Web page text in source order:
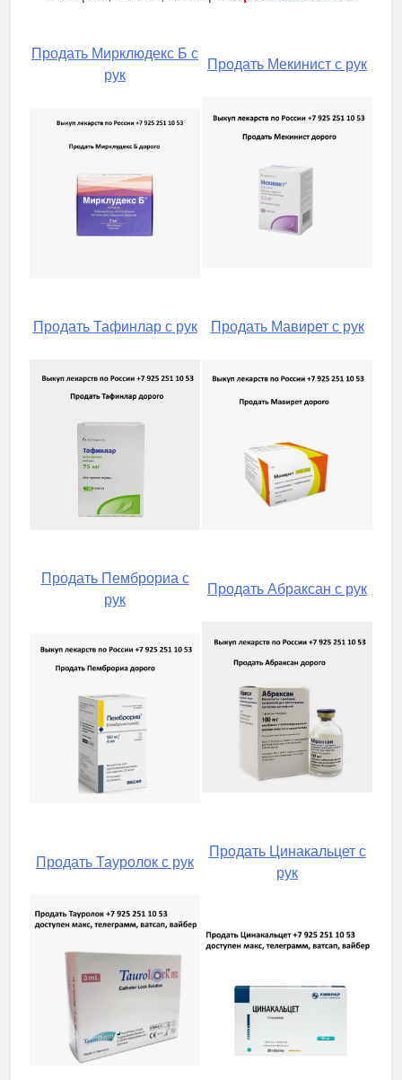
Продать Мирклюдекс Б с
рук
Продать Мекинист с рук
Продать Тафинлар с рук Продать Мавирет с рук
Продать Пемброриа с
рук
Продать Абраксан с рук
Продать Тауролок с рук
Продать Цинакальцет с
рук